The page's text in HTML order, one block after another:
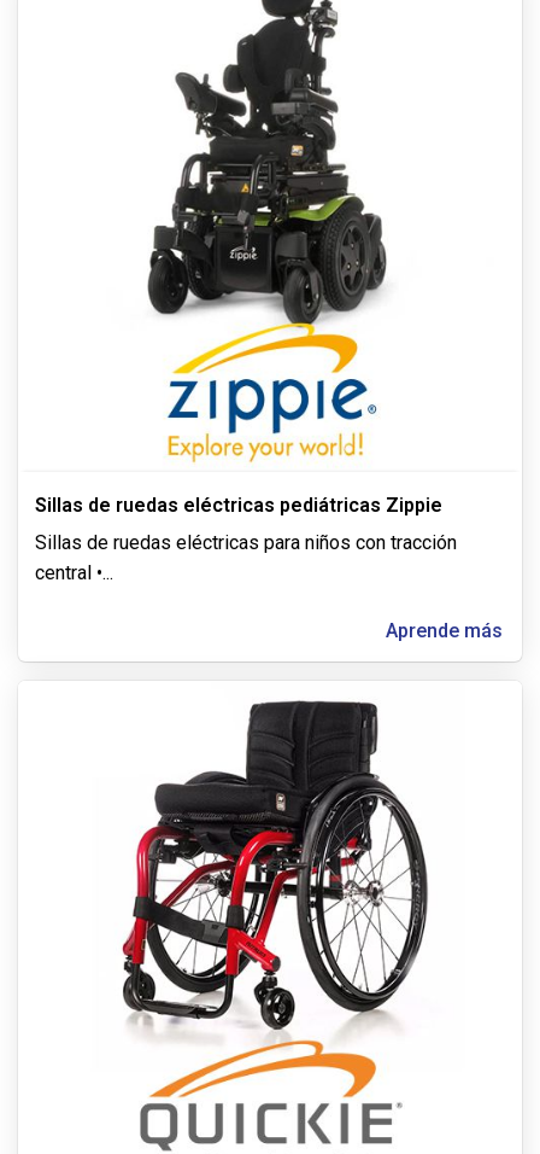
Sillas de ruedas eléctricas pediátricas Zippie
Sillas de ruedas eléctricas para niños con tracción
central •...
Aprende más